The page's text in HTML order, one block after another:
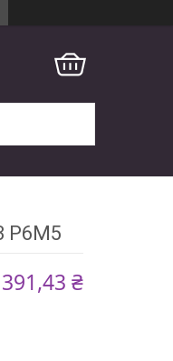
Р6М5
₴